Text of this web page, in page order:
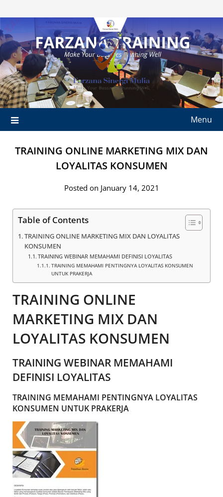
to
content
Menu
TRAINING ONLINE MARKETING MIX DAN
LOYALITAS KONSUMEN
Posted on January 14, 2021
Table of Contents
TRAINING ONLINE MARKETING MIX DAN LOYALITAS
KONSUMEN
TRAINING WEBINAR MEMAHAMI DEFINISI LOYALITAS
TRAINING MEMAHAMI PENTINGNYA LOYALITAS KONSUMEN
UNTUK PRAKERJA
TRAINING ONLINE
MARKETING MIX DAN
LOYALITAS KONSUMEN
TRAINING WEBINAR MEMAHAMI
DEFINISI LOYALITAS
TRAINING MEMAHAMI PENTINGNYA LOYALITAS
KONSUMEN UNTUK PRAKERJA